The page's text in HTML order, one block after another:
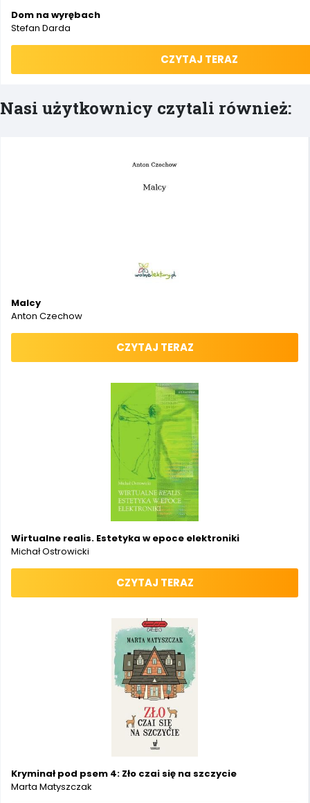
Dom na wyrębach
Stefan Darda
CZYTAJ TERAZ
Nasi użytkownicy czytali również:
Malcy
Anton Czechow
CZYTAJ TERAZ
Wirtualne realis. Estetyka w epoce elektroniki
Michał Ostrowicki
CZYTAJ TERAZ
Kryminał pod psem 4: Zło czai się na szczycie
Marta Matyszczak